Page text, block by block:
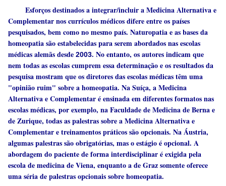
Esforços destinados a integrar/incluir a Medicina Alternativa e
Complementar nos currículos médicos difere entre os países
pesquisados, bem como no mesmo país. Naturopatia e as bases da
homeopatia são estabelecidas para serem abordados nas escolas
médicas alemãs desde2003. No entanto, os autores indicam que
nem todas as escolas cumprem essa determinação e os resultados da
pesquisa mostram que os diretores das escolas médicas têm uma
"opinião ruim" sobre a homeopatia. Na Suíça, a Medicina
Alternativa e Complementar é ensinada em diferentes formatos nas
escolas médicas, por exemplo, na Faculdade de Medicina de Berna e
de Zurique, todas as palestras sobre a Medicina Alternativa e
Complementar e treinamentos práticos são opcionais. Na Áustria,
algumas palestras são obrigatórias, mas o estágio é opcional. A
abordagem do paciente de forma interdisciplinar é exigida pela
escola de medicina de Viena, enquanto a de Graz somente oferece
uma séria de palestras opcionais sobre homeopatia.